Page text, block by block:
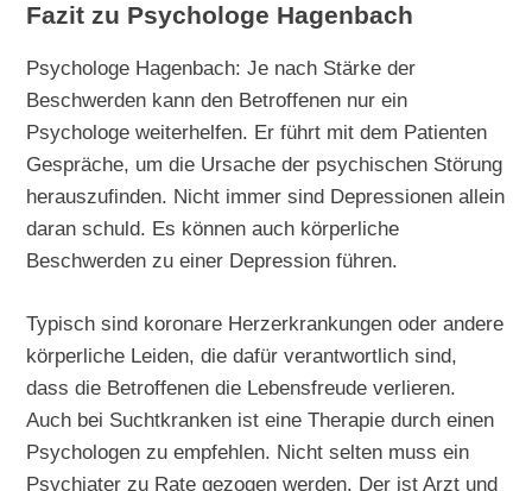
Fazit zu Psychologe Hagenbach
Psychologe Hagenbach: Je nach Stärke der
Beschwerden kann den Betroffenen nur ein
Psychologe weiterhelfen. Er führt mit dem Patienten
Gespräche, um die Ursache der psychischen Störung
herauszufinden. Nicht immer sind Depressionen allein
daran schuld. Es können auch körperliche
Beschwerden zu einer Depression führen.
Typisch sind koronare Herzerkrankungen oder andere
körperliche Leiden, die dafür verantwortlich sind,
dass die Betroffenen die Lebensfreude verlieren.
Auch bei Suchtkranken ist eine Therapie durch einen
Psychologen zu empfehlen. Nicht selten muss ein
Psychiater zu Rate gezogen werden. Der ist Arzt und